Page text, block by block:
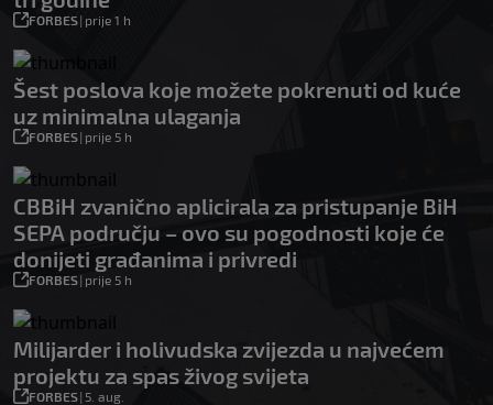
FORBES| prije 1 h
Šest poslova koje možete pokrenuti od kuće
uz minimalna ulaganja
FORBES| prije 5 h
CBBiH zvanično aplicirala za pristupanje BiH
SEPA području – ovo su pogodnosti koje će
donijeti građanima i privredi
FORBES| prije 5 h
Milijarder i holivudska zvijezda u najvećem
projektu za spas živog svijeta
FORBES| 5. aug.